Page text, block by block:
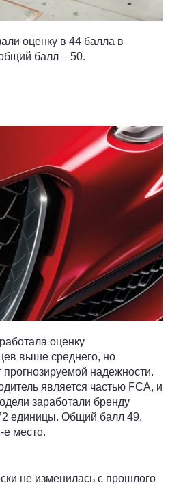
оценку в 44 балла в
балл – 50.
оценку
выше среднего, но
надежности.
является частью FCA, и
заработали бренду
единицы. Общий балл 49,
е место.
не изменилась с прошлого